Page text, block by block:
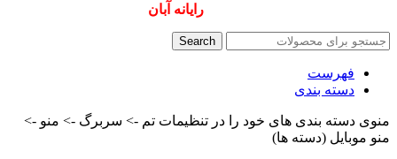
رایانه آبان
Search
فهرست
دسته بندی
منوی دسته بندی های خود را در تنظیمات تم -> سربرگ -> منو ->
منو موبایل (دسته ها)